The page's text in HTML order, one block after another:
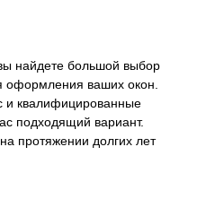
найдете большой выбор
оформления ваших окон.
и квалифицированные
подходящий вариант.
протяжении долгих лет